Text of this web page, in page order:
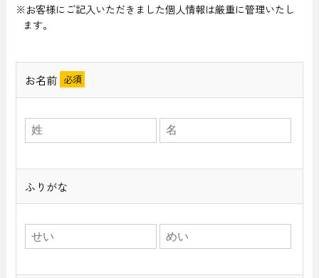
※お客様にご記入いただきました個人情報は厳重に管理いたし
ます。
お名前
ふりがな